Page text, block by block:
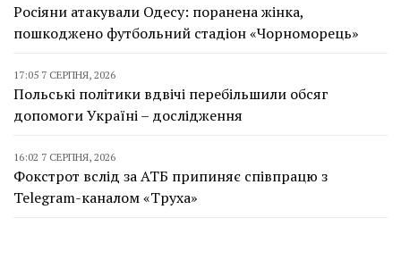
Росіяни атакували Одесу: поранена жінка,
пошкоджено футбольний стадіон «Чорноморець»
17:05 7 СЕРПНЯ, 2026
Польські політики вдвічі перебільшили обсяг
допомоги Україні – дослідження
16:02 7 СЕРПНЯ, 2026
Фокстрот вслід за АТБ припиняє співпрацю з
Telegram-каналом «Труха»